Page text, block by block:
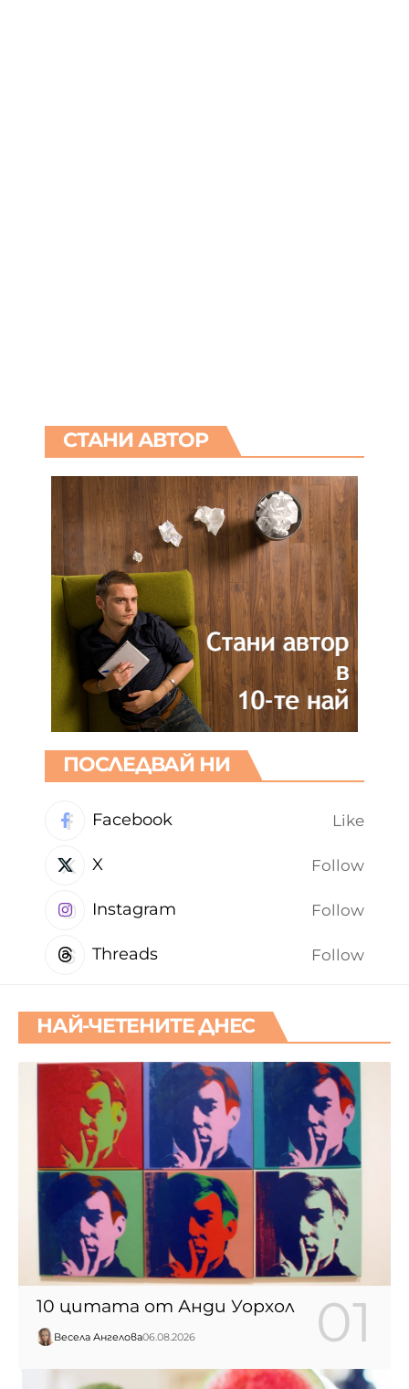
СТАНИ АВТОР
ПОСЛЕДВАЙ НИ
Facebook Like
X Follow
Instagram Follow
Threads Follow
НАЙ-ЧЕТЕНИТЕ ДНЕС
10 цитата от Анди Уорхол
Весела Ангелова06.08.2026